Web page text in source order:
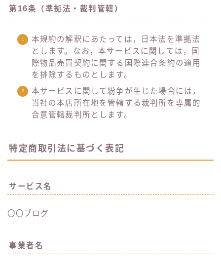
第16条（準拠法・裁判管轄）
本規約の解釈にあたっては，日本法を準拠法
とします。なお，本サービスに関しては，国
際物品売買契約に関する国際連合条約の適用
を排除するものとします。
本サービスに関して紛争が生じた場合には，
当社の本店所在地を管轄する裁判所を専属的
合意管轄裁判所とします。
特定商取引法に基づく表記
サービス名
〇〇ブログ
事業者名